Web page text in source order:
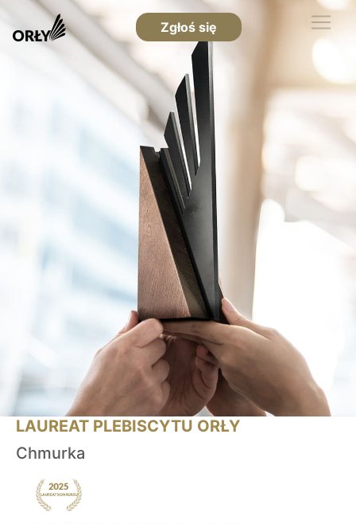
Zgłoś się
LAUREAT PLEBISCYTU ORŁY
Chmurka